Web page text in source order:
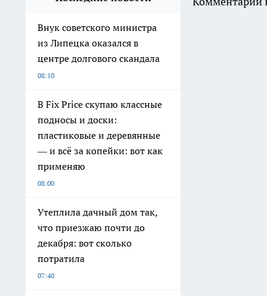
Внук советского министра
из Липецка оказался в
центре долгового скандала
08:10
В Fix Price скупаю классные
подносы и доски:
пластиковые и деревянные
— и всё за копейки: вот как
применяю
08:00
Утеплила дачный дом так,
что приезжаю почти до
декабря: вот сколько
потратила
07:40